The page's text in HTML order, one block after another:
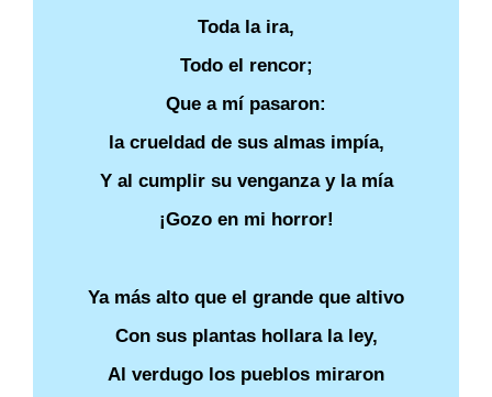
Toda la ira,
Todo el rencor;
Que a mí pasaron:
la crueldad de sus almas impía,
Y al cumplir su venganza y la mía
¡Gozo en mi horror!
Ya más alto que el grande que altivo
Con sus plantas hollara la ley,
Al verdugo los pueblos miraron